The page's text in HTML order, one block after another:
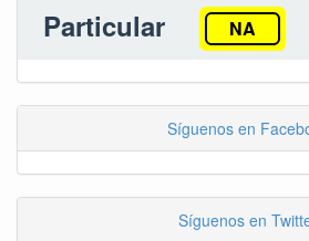
Particular NA
Síguenos en
Síguenos en